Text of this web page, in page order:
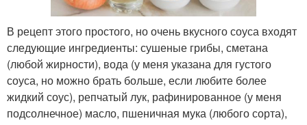
В рецепт этого простого, но очень вкусного соуса входят
следующие ингредиенты: сушеные грибы, сметана
(любой жирности), вода (у меня указана для густого
соуса, но можно брать больше, если любите более
жидкий соус), репчатый лук, рафинированное (у меня
подсолнечное) масло, пшеничная мука (любого сорта),